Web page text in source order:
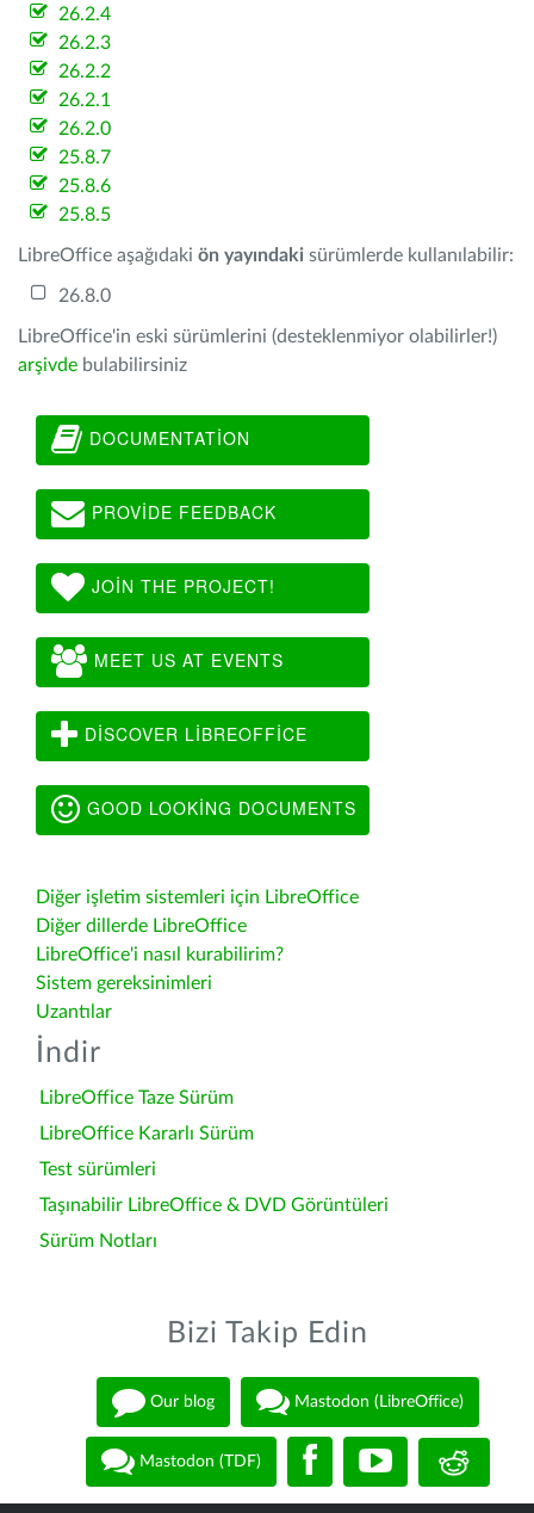
26.2.4
26.2.3
26.2.2
26.2.1
26.2.0
25.8.7
25.8.6
25.8.5
LibreOffice aşağıdaki ön yayındaki sürümlerde kullanılabilir:
26.8.0
LibreOffice'in eski sürümlerini (desteklenmiyor olabilirler!)
arşivde bulabilirsiniz
DOCUMENTATION
PROVIDE FEEDBACK
JOIN THE PROJECT!
MEET US AT EVENTS
DISCOVER LIBREOFFICE
GOOD LOOKING DOCUMENTS
Diğer işletim sistemleri için LibreOffice
Diğer dillerde LibreOffice
LibreOffice'i nasıl kurabilirim?
Sistem gereksinimleri
Uzantılar
İndir
LibreOffice Taze Sürüm
LibreOffice Kararlı Sürüm
Test sürümleri
Taşınabilir LibreOffice & DVD Görüntüleri
Sürüm Notları
Bizi Takip Edin
Our blog Mastodon (LibreOffice)
Mastodon (TDF)